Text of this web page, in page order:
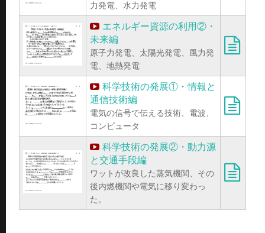
力発電、水力発電
エネルギー資源の利用②・
未来編
原子力発電、太陽光発電、風力発
電、地熱発電
科学技術の発展①・情報と
通信技術編
電気の信号で伝える技術、電波、
コンピュータ
科学技術の発展②・動力源
と交通手段編
ワットが改良した蒸気機関、その
後内燃機関や電気に移り変わっ
た。